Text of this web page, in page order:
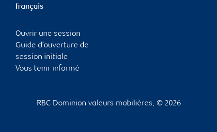
français
Ouvrir une session
Guide d’ouverture de
session initiale
Vous tenir informé
RBC Dominion valeurs mobilières, © 2026